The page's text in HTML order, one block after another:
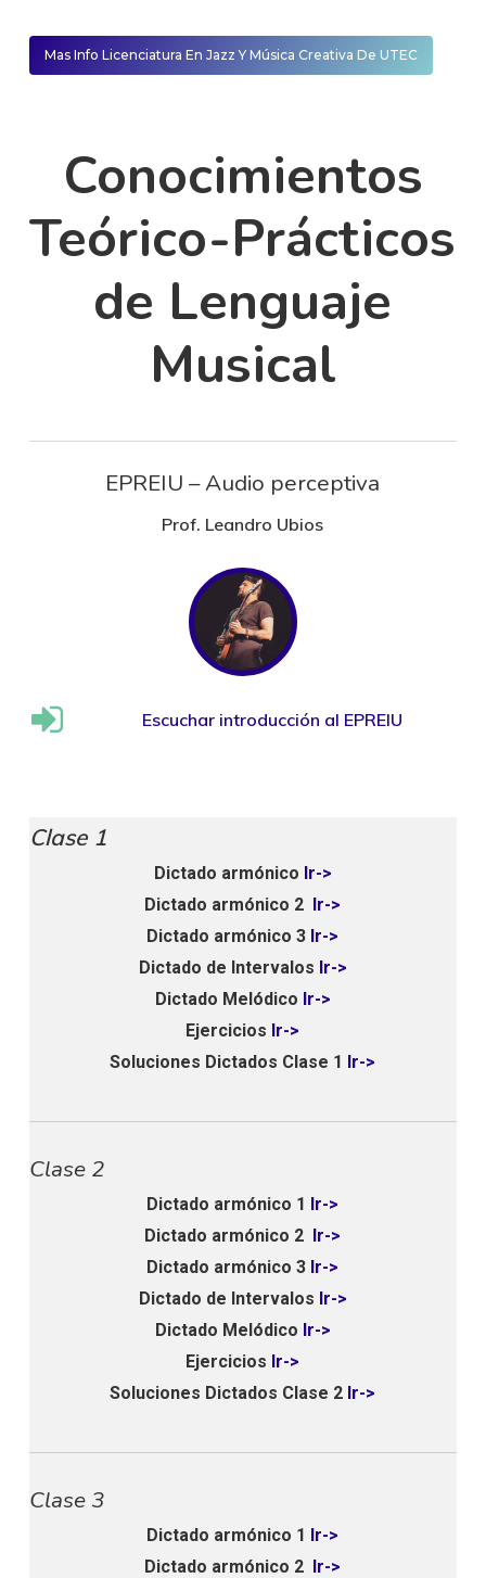
Mas Info Licenciatura En Jazz Y Música Creativa De UTEC
Conocimientos
Teórico-Prácticos
de Lenguaje
Musical
EPREIU – Audio perceptiva
Prof. Leandro Ubios
Escuchar introducción al EPREIU
Clase 1
Dictado armónico Ir->
Dictado armónico 2 Ir->
Dictado armónico 3 Ir->
Dictado de Intervalos Ir->
Dictado Melódico Ir->
Ejercicios Ir->
Soluciones Dictados Clase 1 Ir->
Clase 2
Dictado armónico 1 Ir->
Dictado armónico 2 Ir->
Dictado armónico 3 Ir->
Dictado de Intervalos Ir->
Dictado Melódico Ir->
Ejercicios Ir->
Soluciones Dictados Clase 2 Ir->
Clase 3
Dictado armónico 1 Ir->
Dictado armónico 2 Ir->